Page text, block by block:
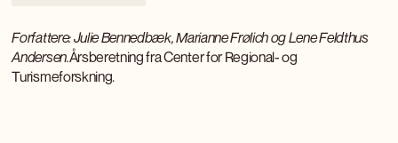
Forfattere: Julie Bennedbæk, Marianne Frølich og Lene Feldthus
Andersen.Årsberetning fra Center for Regional- og
Turismeforskning.